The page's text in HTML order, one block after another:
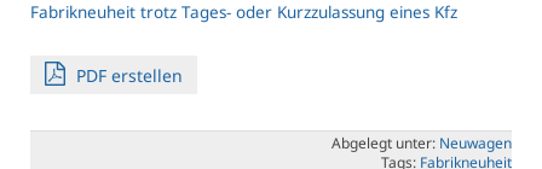
Fa­brik­neu­heit trotz Ta­ges- oder Kurz­zu­las­sung ei­nes Kfz
PDF er­stel­len
Ab­ge­legt un­ter: Neu­wa­gen
Tags: Fa­brik­neu­heit